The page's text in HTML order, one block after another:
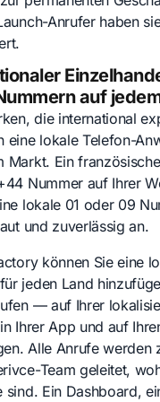
Anrufer haben
auf
die international
eine lokale Telefon-
Markt. Ein
Nummer auf Ihrer
lokale 01 oder 09
und zuverlässig an.
können Sie eine
jeden Land
— auf Ihrer
Ihrer App und auf
Alle Anrufe werden
Team geleitet,
sind. Ein Dashboard,